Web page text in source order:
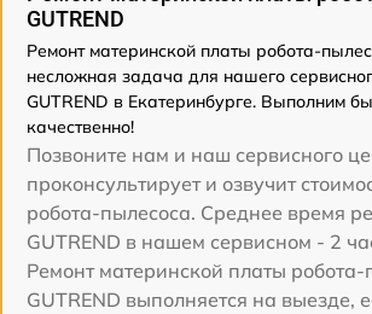
GUTREND
Ремонт материнской платы робота-
несложная задача для нашего
GUTREND в Екатеринбурге. Выполним
качественно!
Позвоните нам и наш сервисного
проконсультирует и озвучит
робота-пылесоса. Среднее время
GUTREND в нашем сервисном - 2
Ремонт материнской платы робота-
GUTREND выполняется на выезде,